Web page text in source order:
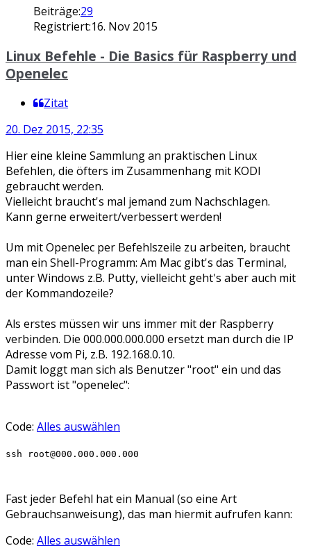
Beiträge:29
Registriert:16. Nov 2015
Linux Befehle - Die Basics für Raspberry und
Openelec
Zitat
20. Dez 2015, 22:35
Hier eine kleine Sammlung an praktischen Linux
Befehlen, die öfters im Zusammenhang mit KODI
gebraucht werden.
Vielleicht braucht's mal jemand zum Nachschlagen.
Kann gerne erweitert/verbessert werden!
Um mit Openelec per Befehlszeile zu arbeiten, braucht
man ein Shell-Programm: Am Mac gibt's das Terminal,
unter Windows z.B. Putty, vielleicht geht's aber auch mit
der Kommandozeile?
Als erstes müssen wir uns immer mit der Raspberry
verbinden. Die 000.000.000.000 ersetzt man durch die IP
Adresse vom Pi, z.B. 192.168.0.10.
Damit loggt man sich als Benutzer "root" ein und das
Passwort ist "openelec":
Code: Alles auswählen
ssh root@000.000.000.000
Fast jeder Befehl hat ein Manual (so eine Art
Gebrauchsanweisung), das man hiermit aufrufen kann:
Code: Alles auswählen